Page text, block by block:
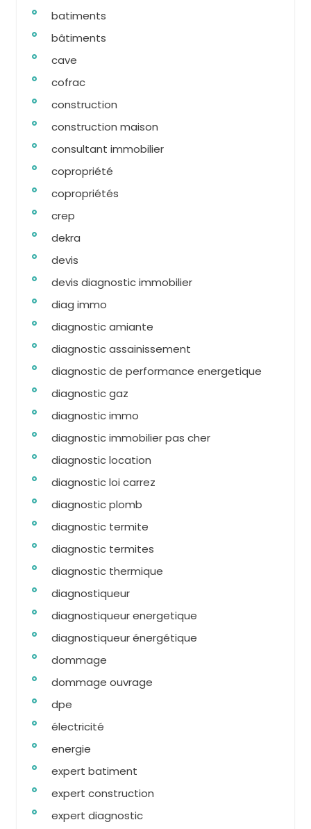
batiments
bâtiments
cave
cofrac
construction
construction maison
consultant immobilier
copropriété
copropriétés
crep
dekra
devis
devis diagnostic immobilier
diag immo
diagnostic amiante
diagnostic assainissement
diagnostic de performance energetique
diagnostic gaz
diagnostic immo
diagnostic immobilier pas cher
diagnostic location
diagnostic loi carrez
diagnostic plomb
diagnostic termite
diagnostic termites
diagnostic thermique
diagnostiqueur
diagnostiqueur energetique
diagnostiqueur énergétique
dommage
dommage ouvrage
dpe
électricité
energie
expert batiment
expert construction
expert diagnostic